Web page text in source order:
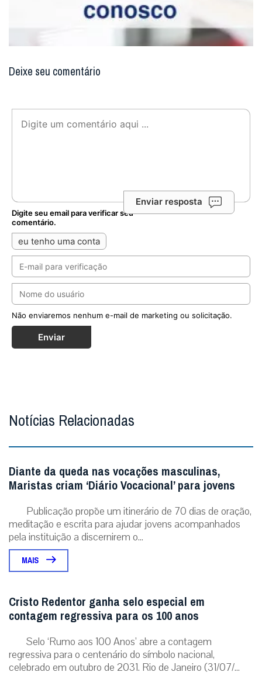
Deixe seu comentário
Enviar resposta
Digite seu email para verificar seu
comentário.
eu tenho uma conta
Não enviaremos nenhum e-mail de marketing ou solicitação.
Enviar
Notícias Relacionadas
Diante da queda nas vocações masculinas,
Maristas criam ‘Diário Vocacional’ para jovens
Publicação propõe um itinerário de 70 dias de oração,
meditação e escrita para ajudar jovens acompanhados
pela instituição a discernirem o...
MAIS
Cristo Redentor ganha selo especial em
contagem regressiva para os 100 anos
Selo ‘Rumo aos 100 Anos’ abre a contagem
regressiva para o centenário do símbolo nacional,
celebrado em outubro de 2031. Rio de Janeiro (31/07/...